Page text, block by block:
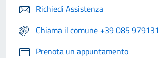
Richiedi Assistenza
Chiama il comune +39 085 979131
Prenota un appuntamento